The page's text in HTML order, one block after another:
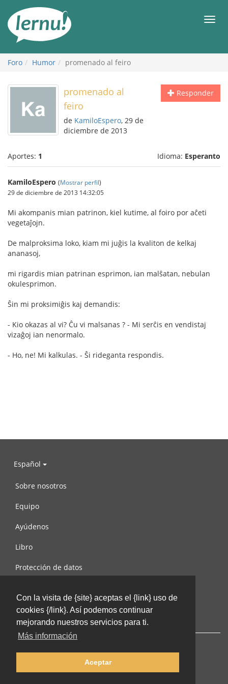
Con la visita de {site} aceptas el {link} uso de
cookies {/link}. Así podemos continuar
mejorando nuestros servicios para ti.
Más información
Aceptar
Foro Humor promenado al feiro
Responder
promenado al
feiro
de KamiloEspero, 29 de
diciembre de 2013
Aportes: 1 Idioma: Esperanto
KamiloEspero (Mostrar perfil)
29 de diciembre de 2013 14:32:05
Mi akompanis mian patrinon, kiel kutime, al foiro por aĉeti
vegetaĵojn.
De malproksima loko, kiam mi juĝis la kvaliton de kelkaj
ananasoj,
mi rigardis mian patrinan esprimon, ian malŝatan, nebulan
okulesprimon.
Ŝin mi proksimiĝis kaj demandis:
- Kio okazas al vi? Ĉu vi malsanas ? - Mi serĉis en vendistaj
vizaĝoj ian nenormalo.
- Ho, ne! Mi kalkulas. - Ŝi rideganta respondis.
Español
Sobre nosotros
Equipo
Ayúdenos
Libro
Protección de datos
Contáctenos
© 2002-2026 lernu.net |Impressum